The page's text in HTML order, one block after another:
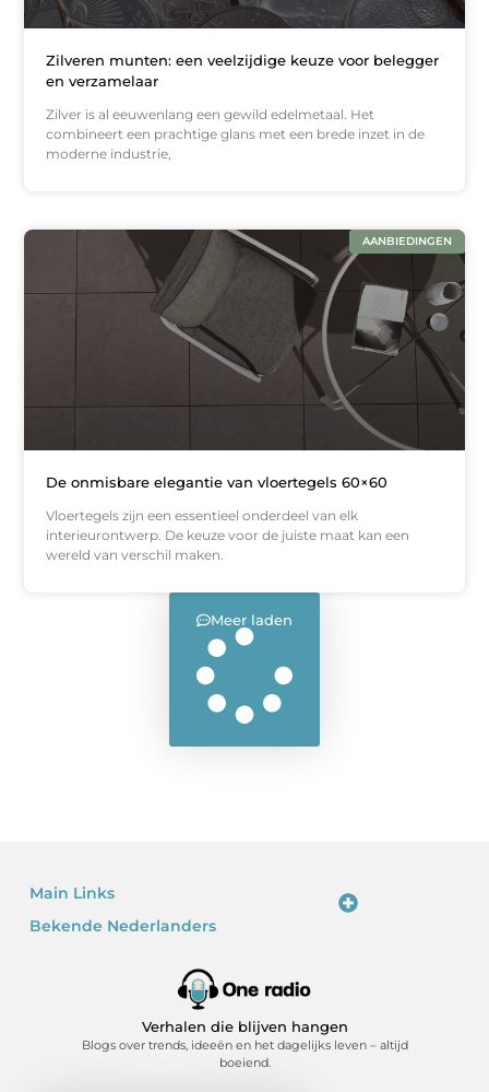
Zilveren munten: een veelzijdige keuze voor belegger
en verzamelaar
Zilver is al eeuwenlang een gewild edelmetaal. Het
combineert een prachtige glans met een brede inzet in de
moderne industrie,
AANBIEDINGEN
De onmisbare elegantie van vloertegels 60×60
Vloertegels zijn een essentieel onderdeel van elk
interieurontwerp. De keuze voor de juiste maat kan een
wereld van verschil maken.
Meer laden
Main Links
Bekende Nederlanders
Verhalen die blijven hangen
Blogs over trends, ideeën en het dagelijks leven – altijd
boeiend.